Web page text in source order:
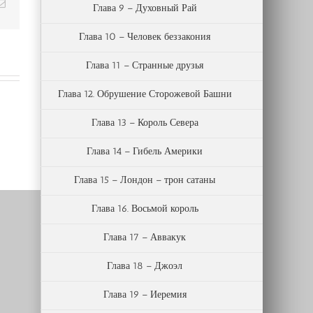
Глава 9 – Духовный Рай
Глава 10 – Человек беззакония
Глава 11 – Странные друзья
Глава 12. Обрушение Сторожевой Башни
Глава 13 – Король Севера
Глава 14 – Гибель Америки
Глава 15 – Лондон – трон сатаны
Глава 16. Восьмой король
Глава 17 – Аввакук
Глава 18 – Джоэл
Глава 19 – Иеремия
Email